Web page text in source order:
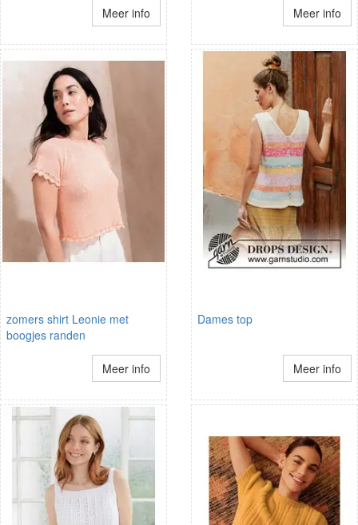
Meer info Meer info
zomers shirt Leonie met
boogjes randen
Meer info
Dames top
Meer info